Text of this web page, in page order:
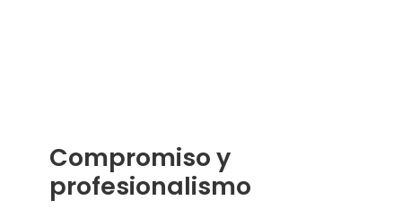
Compromiso y
profesionalismo